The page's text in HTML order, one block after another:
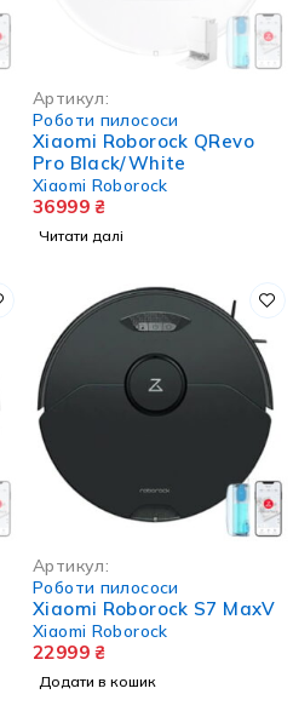
Артикул:
Роботи пилососи
Xiaomi Roborock QRevo
Pro Black/White
Xiaomi Roborock
36999₴
Читати далі
Артикул:
Роботи пилососи
Xiaomi Roborock S7 MaxV
Xiaomi Roborock
22999₴
Додати в кошик